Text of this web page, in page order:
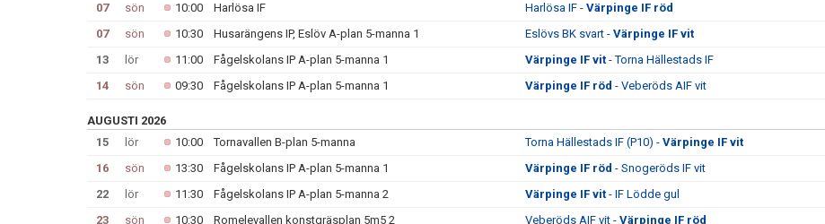
07
sön 10:00 Harlösa IF Harlösa IF - Värpinge IF röd
07
sön 10:30 Husarängens IP, Eslöv A-plan 5-manna 1 Eslövs BK svart - Värpinge IF vit
13
lör 11:00 Fågelskolans IP A-plan 5-manna 1 Värpinge IF vit - Torna Hällestads IF
14
sön 09:30 Fågelskolans IP A-plan 5-manna 1 Värpinge IF röd - Veberöds AIF vit
AUGUSTI 2026
15
lör 10:00Tornavallen B-plan 5-manna Torna Hällestads IF (P10) - Värpinge IF vit
16
sön 13:30 Fågelskolans IP A-plan 5-manna 1 Värpinge IF röd - Snogeröds IF vit
22
lör 11:30 Fågelskolans IP A-plan 5-manna 2 Värpinge IF vit - IF Lödde gul
23
sön 10:30 Romelevallen konstgräsplan 5m5 2 Veberöds AIF vit - Värpinge IF röd